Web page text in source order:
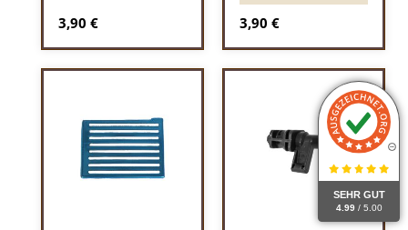
SEHR GUT
4.99 / 5.00
Regulärer Preis:
3,90 € Regulärer Preis:
3,90 €